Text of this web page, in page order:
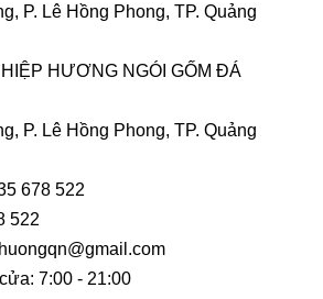
P. Lê Hồng Phong, TP. Quảng
HƯƠNG NGÓI GỐM ĐÁ
P. Lê Hồng Phong, TP. Quảng
678 522
522
7:00 - 21:00